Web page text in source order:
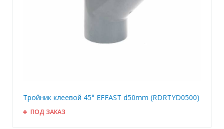
Тройник клеевой 45° EFFAST d50mm (RDRTYD0500)
ПОД ЗАКАЗ